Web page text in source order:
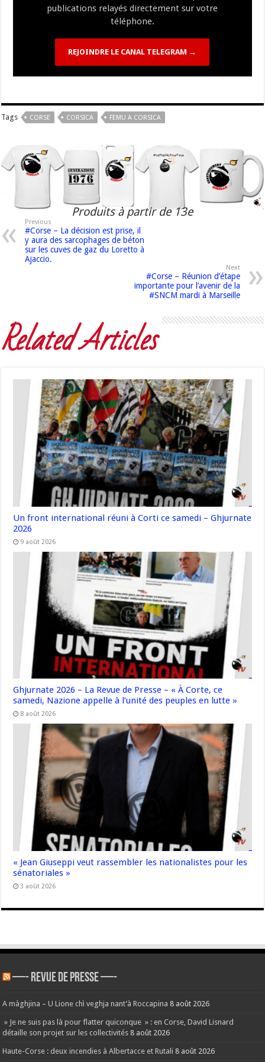
publications relayés directement sur votre
téléphone.
REJOINDRE LE CANAL TELEGRAM →
Tags CORSE CORSICA FEMU A CORSICA
Produits à partir de 13e
Previous
#Corse – La décision est prise, il
y aura des sarcophages de béton
sur les cuves de gaz du Loretto à
Ajaccio.
Next
#Corse – Réunion d’étape
importante pour l’avenir de la
#SNCM mardi à Marseille
Related Articles
Un front international réuni à Corti ce samedi – Ghjurnate
2026
9 août 2026
Ghjurnate 2026 – La Revue de Presse – « À Corte, ce
samedi, Nazione appelle à l’unité des peuples en lutte »
8 août 2026
« Jean Giuseppi veut rassembler les nationalistes pour les
sénatoriales »
3 août 2026
—- REVUE DE PRESSE —-
A màghjina – U Lione chì veghja nant’à Roccapina 8 août 2026
» Je ne suis pas là pour flatter quiconque » : en Corse, David Lisnard
détaille son projet sur les collectivités 8 août 2026
Haute-Corse : deux incendies à Albertacce et Rutali 8 août 2026